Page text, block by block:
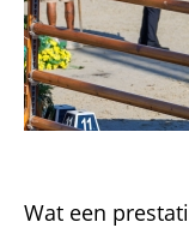
Wat een